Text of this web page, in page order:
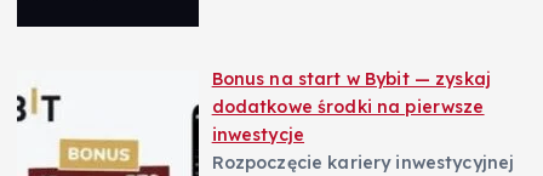
Bonus na start w Bybit — zyskaj
dodatkowe środki na pierwsze
inwestycje
Rozpoczęcie kariery inwestycyjnej